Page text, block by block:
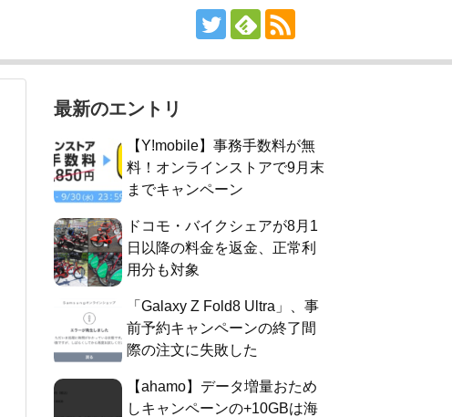
最新のエントリ
【Y!mobile】事務手数料が無
料！オンラインストアで9月末
までキャンペーン
ドコモ・バイクシェアが8月1
日以降の料金を返金、正常利
用分も対象
「Galaxy Z Fold8 Ultra」、事
前予約キャンペーンの終了間
際の注文に失敗した
【ahamo】データ増量おため
しキャンペーンの+10GBは海